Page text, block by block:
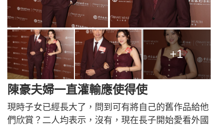
+1
陳豪夫婦一直灌輸應使得使
現時子女已經長大了，問到可有將自己的舊作品給他
們欣賞？二人均表示，沒有，現在長子開始愛看外國